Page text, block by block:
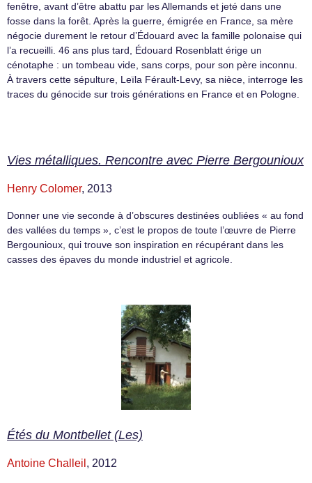
fenêtre, avant d’être abattu par les Allemands et jeté dans une
fosse dans la forêt. Après la guerre, émigrée en France, sa mère
négocie durement le retour d’Édouard avec la famille polonaise qui
l’a recueilli. 46 ans plus tard, Édouard Rosenblatt érige un
cénotaphe : un tombeau vide, sans corps, pour son père inconnu.
À travers cette sépulture, Leïla Férault-Levy, sa nièce, interroge les
traces du génocide sur trois générations en France et en Pologne.
Vies métalliques. Rencontre avec Pierre Bergounioux
Henry Colomer, 2013
Donner une vie seconde à d’obscures destinées oubliées « au fond
des vallées du temps », c’est le propos de toute l’œuvre de Pierre
Bergounioux, qui trouve son inspiration en récupérant dans les
casses des épaves du monde industriel et agricole.
Étés du Montbellet (Les)
Antoine Challeil , 2012